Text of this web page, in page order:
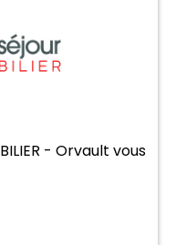
- Orvault vous